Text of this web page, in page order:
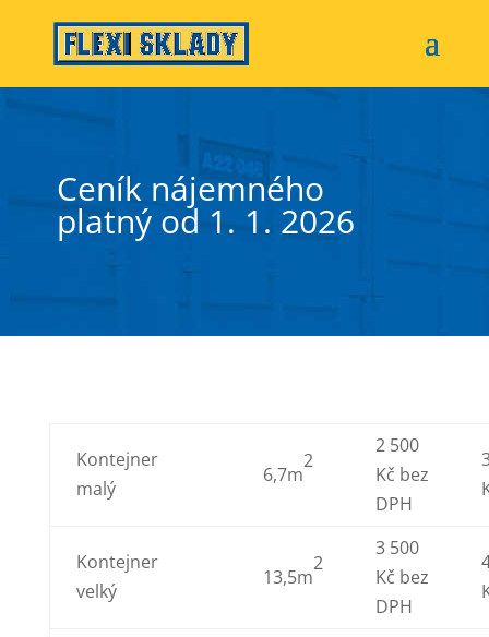
Ceník nájemného
platný od 1. 1. 2026
Kontejner
malý
6,7m
2
2 500
Kč bez
DPH
Kontejner
velký
13,5m
2
3 500
Kč bez
DPH